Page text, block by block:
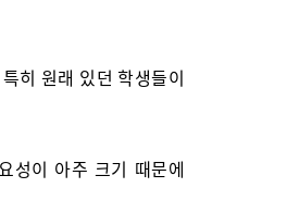
히 원래 있던 학생들이
성이 아주 크기 때문에